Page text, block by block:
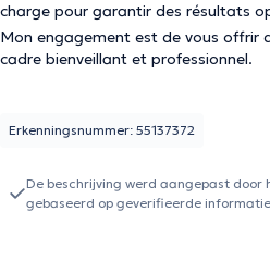
charge pour garantir des résultats
Mon engagement est de vous offrir
cadre bienveillant et professionnel.
Erkenningsnummer: 55137372
De beschrijving werd aangepast door
gebaseerd op geverifieerde